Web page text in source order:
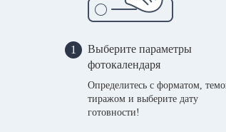
1
Выберите параметры
фотокалендаря
Определитесь с форматом,
тиражом и выберите дату
готовности!